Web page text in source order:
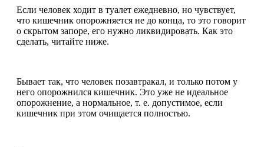
Если человек ходит в туалет ежедневно, но чувствует,
что кишечник опорожняется не до конца, то это говорит
о скрытом запоре, его нужно ликвидировать. Как это
сделать, читайте ниже.
Бывает так, что человек позавтракал, и только потом у
него опорожнился кишечник. Это уже не идеальное
опорожнение, а нормальное, т. е. допустимое, если
кишечник при этом очищается полностью.